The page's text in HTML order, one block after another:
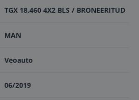
TGX 18.460 4X2 BLS / BRONEERITUD
MAN
Veoauto
06/2019